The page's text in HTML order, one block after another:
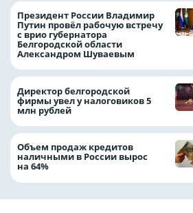
Президент России Владимир
Путин провёл рабочую встречу
с врио губернатора
Белгородской области
Александром Шуваевым
Директор белгородской
фирмы увел у налоговиков 5
млн рублей
Объем продаж кредитов
наличными в России вырос
на 64%